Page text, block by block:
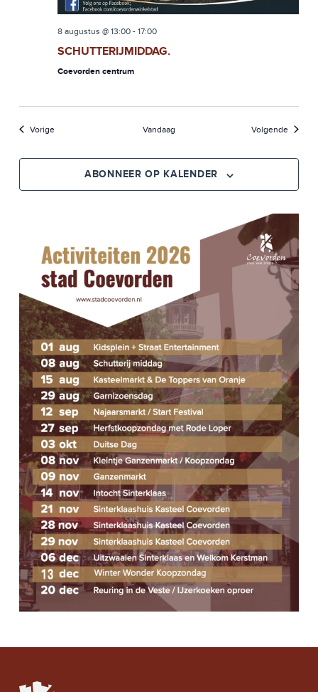
8 augustus @ 13:00- 17:00
SCHUTTERIJMIDDAG.
Coevorden centrum
VorigeEvenementen Vandaag Volgende
ABONNEER OP KALENDER
LOCAL WEATHER